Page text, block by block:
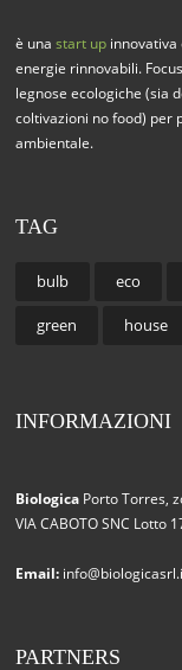
è unastart up
energie rinnovabili.
legnose ecologiche (sia
coltivazioni no food) per
ambientale.
TAG
bulb eco
green house
INFORMAZIONI
Biologica Porto Torres,
VIA CABOTO SNC Lotto
Email:
PARTNERS